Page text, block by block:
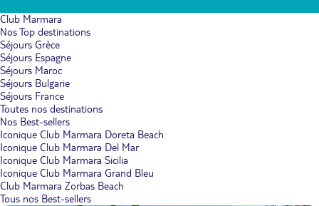
Club Marmara
Nos Top destinations
Séjours Grèce
Séjours Espagne
Séjours Maroc
Séjours Bulgarie
Séjours France
Toutes nos destinations
Nos Best-sellers
Iconique Club Marmara Doreta Beach
Iconique Club Marmara Del Mar
Iconique Club Marmara Sicilia
Iconique Club Marmara Grand Bleu
Club Marmara Zorbas Beach
Tous nos Best-sellers